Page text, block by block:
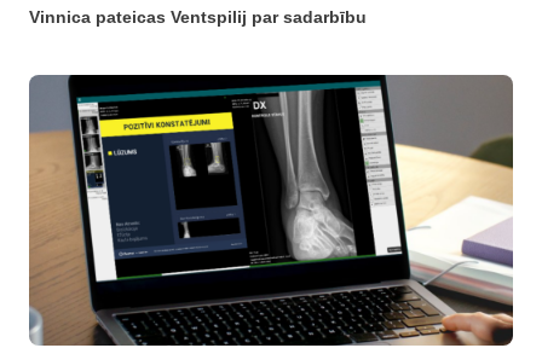
Vinnica pateicas Ventspilij par sadarbību